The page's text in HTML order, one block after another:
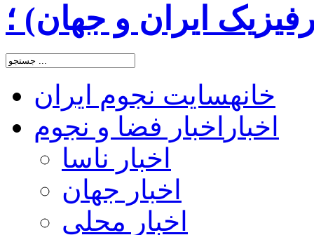
ایران و جهان) ؛
خانهسایت نجوم ایران
اخبار اخبار فضا و نجوم
اخبار ناسا
اخبار جهان
اخبار محلی